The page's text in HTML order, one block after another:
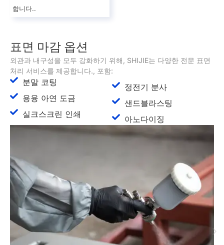
합니다..
의 판금 인클로저 제조 장비 및 기
는 모든 금속 제조 프로젝트에서 정밀도와 효율성을 보장하
급 기계 및 도구를 갖추고 있습니다..
레이저 절단기
벤딩 머신
CNC 펀칭기
연삭기